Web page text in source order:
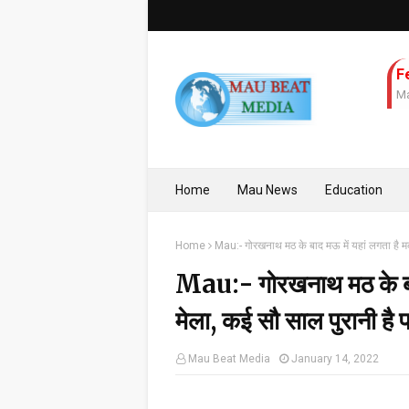
Home Mau News Education
Home Mau:- गोरखनाथ मठ के बाद मऊ में यहां लगता है
Mau:- गोरखनाथ मठ के
मेला, कई सौ साल पुरानी है
Mau Beat Media January 14, 2022